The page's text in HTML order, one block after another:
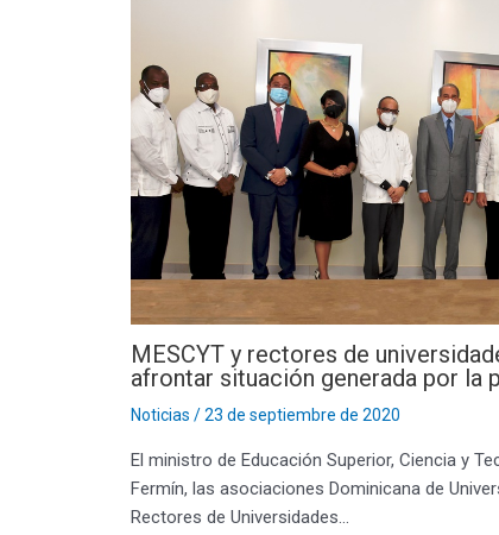
MESCYT y rectores de
afrontar situación generada por la
Noticias /23 de septiembre de 2020
El ministro de Educación Superior, Ciencia y
Fermín, las asociaciones Dominicana de
Rectores de Universidades…